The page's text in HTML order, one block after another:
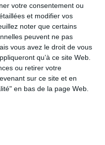
votre consentement ou
et modifier vos
noter que certains
peuvent ne pas
vous avez le droit de vous
qu’à ce site Web.
ou retirer votre
sur ce site et en
en bas de la page Web.
le meilleur